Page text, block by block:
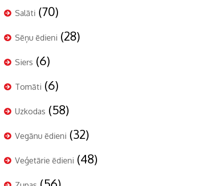
Salāti (70)
Sēņu ēdieni (28)
Siers (6)
Tomāti (6)
Uzkodas (58)
Vegānu ēdieni (32)
Veģetārie ēdieni (48)